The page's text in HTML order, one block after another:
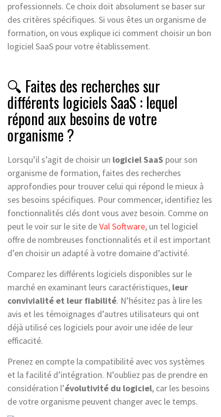
professionnels. Ce choix doit absolument se baser sur
des critères spécifiques. Si vous êtes un organisme de
formation, on vous explique ici comment choisir un bon
logiciel SaaS pour votre établissement.
🔍 Faites des recherches sur
différents logiciels SaaS : lequel
répond aux besoins de votre
organisme ?
Lorsqu’il s’agit de choisir un logiciel SaaS pour son
organisme de formation, faites des recherches
approfondies pour trouver celui qui répond le mieux à
ses besoins spécifiques. Pour commencer, identifiez les
fonctionnalités clés dont vous avez besoin. Comme on
peut le voir sur le site deVal Software, un tel logiciel
offre de nombreuses fonctionnalités et il est important
d’en choisir un adapté à votre domaine d’activité.
Comparez les différents logiciels disponibles sur le
marché en examinant leurs caractéristiques, leur
convivialité et leur fiabilité. N’hésitez pas à lire les
avis et les témoignages d’autres utilisateurs qui ont
déjà utilisé ces logiciels pour avoir une idée de leur
efficacité.
Prenez en compte la compatibilité avec vos systèmes
et la facilité d’intégration. N’oubliez pas de prendre en
considération l’évolutivité du logiciel, car les besoins
de votre organisme peuvent changer avec le temps.